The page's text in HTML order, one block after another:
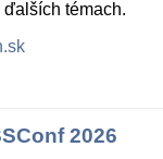
ďalších témach.
2026